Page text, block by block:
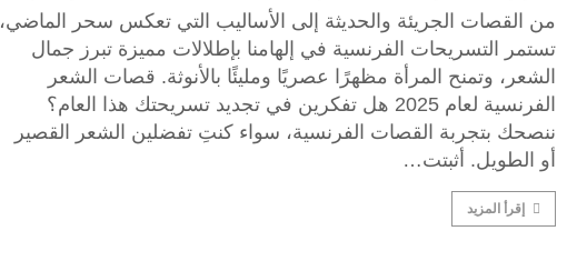
من القصات الجريئة والحديثة إلى الأساليب التي تعكس سحر الماضي،
تستمر التسريحات الفرنسية في إلهامنا بإطلالات مميزة تبرز جمال
الشعر، وتمنح المرأة مظهرًا عصريًا ومليئًا بالأنوثة. قصات الشعر
الفرنسية لعام 2025 هل تفكرين في تجديد تسريحتك هذا العام؟
ننصحك بتجربة القصات الفرنسية، سواء كنتِ تفضلين الشعر القصير
أو الطويل. أثبتت…
إقرأ المزيد